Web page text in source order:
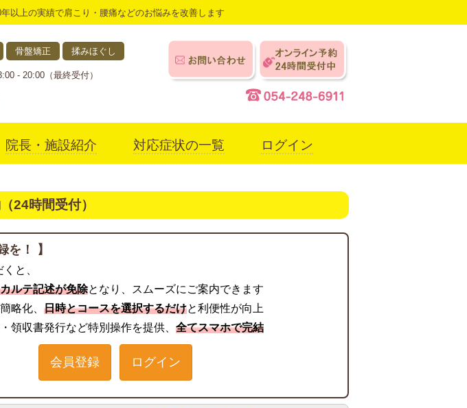
以上の実績で肩こり・腰痛などのお悩みを改善します
骨盤矯正 揉みほぐし
- 20:00（最終受付）
院長・施設紹介 対応症状の一覧 ログイン
セス
24時間受付）
を！ 】
と、
ルテ記述が免除となり、スムーズにご案内できます
略化、 日時とコースを選択するだけと利便性が向上
領収書発行など特別操作を提供、 全てスマホで完結
会員登録 ログイン